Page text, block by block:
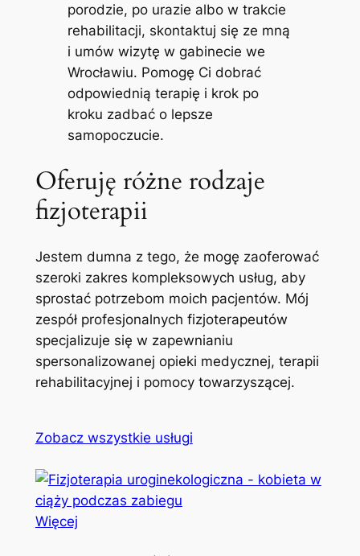
porodzie, po urazie albo w trakcie
rehabilitacji, skontaktuj się ze mną
i umów wizytę w gabinecie we
Wrocławiu. Pomogę Ci dobrać
odpowiednią terapię i krok po
kroku zadbać o lepsze
samopoczucie.
Oferuję różne rodzaje
fizjoterapii
Jestem dumna z tego, że mogę zaoferować
szeroki zakres kompleksowych usług, aby
sprostać potrzebom moich pacjentów. Mój
zespół profesjonalnych fizjoterapeutów
specjalizuje się w zapewnianiu
spersonalizowanej opieki medycznej, terapii
rehabilitacyjnej i pomocy towarzyszącej.
Zobacz wszystkie usługi
Więcej